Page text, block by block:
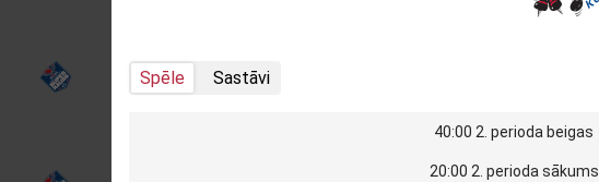
Spēle Sastāvi
40:00 2. perioda beigas
20:00 2. perioda sākums